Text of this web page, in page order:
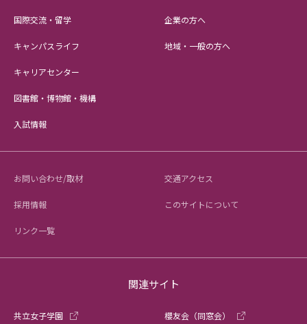
国際交流・留学
キャンパスライフ
キャリアセンター
図書館・博物館・機構
入試情報
企業の方へ
地域・一般の方へ
お問い合わせ/取材 交通アクセス
採用情報 このサイトについて
リンク一覧
関連サイト
共立女子学園 櫻友会（同窓会）